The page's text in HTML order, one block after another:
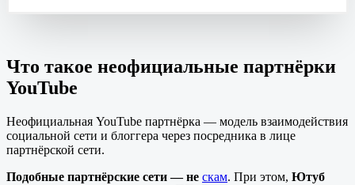
Что такое неофициальные партнёрки
YouTube
Неофициальная YouTube партнёрка — модель взаимодействия
социальной сети и блоггера через посредника в лице
партнёрской сети.
Подобные партнёрские сети — не скам. При этом, Ютуб